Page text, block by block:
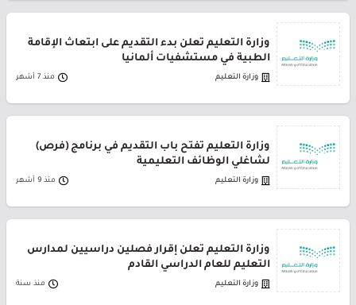
وزارة التعليم تعلن بدء التقديم على ابتعاث الإقامة
الطبية في مستشفيات ألمانيا
وزارة التعليم منذ 7 أشهر
وزارة التعليم تفتح باب التقديم في برنامج (فرص)
لشاغلي الوظائف التعليمية
وزارة التعليم منذ 9 أشهر
وزارة التعليم تعلن إقرار فصلين دراسيين لمدارس
التعليم للعام الدراسي القادم
وزارة التعليم منذ سنة